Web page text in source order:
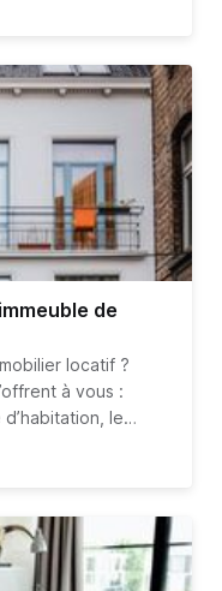
locaux
justement
immobilier.
de
locatif ?
à vous :
le
rentable. Alors